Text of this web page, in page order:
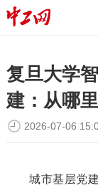
复旦大学
建：从哪
2026-07-06
城市基层党